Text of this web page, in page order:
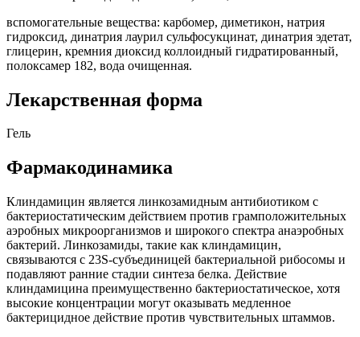
вспомогательные вещества: карбомер, диметикон, натрия
гидроксид, динатрия лаурил сульфосукцинат, динатрия эдетат,
глицерин, кремния диоксид коллоидный гидратированный,
полоксамер 182, вода очищенная.
Лекарственная форма
Гель
Фармакодинамика
Клиндамицин является линкозамидным антибиотиком с
бактериостатическим действием против грамположительных
аэробных микроорганизмов и широкого спектра анаэробных
бактерий. Линкозамиды, такие как клиндамицин,
связываются с 23S-субъединицей бактериальной рибосомы и
подавляют ранние стадии синтеза белка. Действие
клиндамицина преимущественно бактериостатическое, хотя
высокие концентрации могут оказывать медленное
бактерицидное действие против чувствительных штаммов.